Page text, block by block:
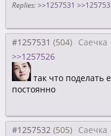
Replies: >>1257531
#1257531 Саечка
>>1257526
так что поделать
постоянно
#1257532 Саечка